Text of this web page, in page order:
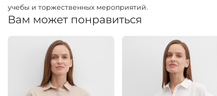
учебы и торжественных мероприятий.
Вам может понравиться